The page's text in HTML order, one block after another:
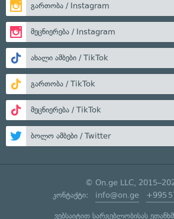
გართობა / Instagram
მეცნიერება / Instagram
ახალი ამბები / TikTok
გართობა / TikTok
მეცნიერება / TikTok
ბოლო ამბები / Twitter
© On.ge LLC,
კონტაქტი: info@on.ge +995
ვებსაიტით სარგებლობისას